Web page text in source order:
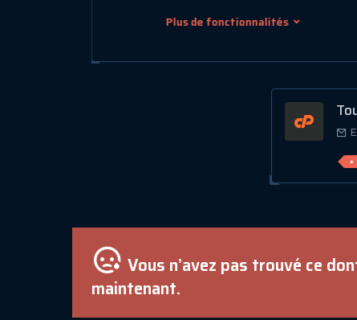
Plus de fonctionnalités
Vous n’avez pas trouvé ce
maintenant.